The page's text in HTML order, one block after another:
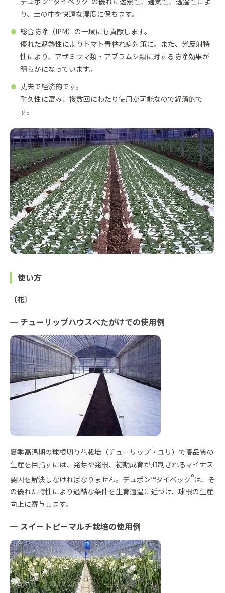
り、土の中を快適な湿度に保ちます。
総合防除（IPM）の一環にも貢献します。
優れた遮熱性によりトマト青枯れ病対策に。また、光反射特
性により、アザミウマ類・アブラムシ類に対する防除効果が
明らかになっています。
丈夫で経済的です。
耐久性に富み、複数回にわたり使用が可能なので経済的で
す。
使い方
〔花〕
チューリップハウスべたがけでの使用例
夏季高温期の球根切り花栽培（チューリップ・ユリ）で高品質の
生産を目指すには、発芽や発根、初期成育が抑制されるマイナス
要因を解決しなければなりません。デュポン™タイベック®は、そ
の優れた特性により過酷な条件を生育適温に近づけ、球根の生産
向上に寄与します。
スイートピーマルチ栽培の使用例